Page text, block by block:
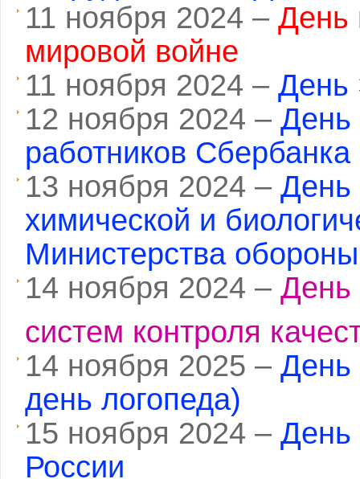
11 ноября 2024 – День
мировой войне
11 ноября 2024 – День
12 ноября 2024 – День
работников
13 ноября 2024 – День
химической и
Министерства
14 ноября 2024 – День
систем контроля
14 ноября 2025 – День
день логопеда)
15 ноября 2024 – День
России